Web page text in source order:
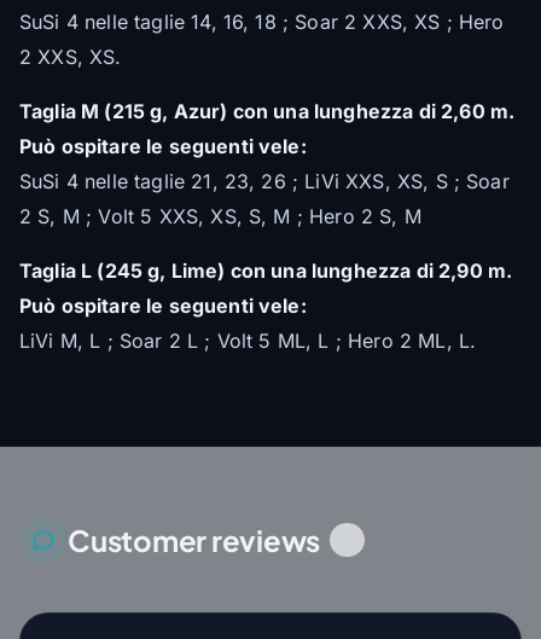
SuSi 4 nelle taglie 14, 16, 18 ; Soar 2 XXS, XS ; Hero
2 XXS, XS.
Taglia M (215 g, Azur) con una lunghezza di 2,60 m.
Può ospitare le seguenti vele:
SuSi 4 nelle taglie 21, 23, 26 ; LiVi XXS, XS, S ; Soar
2 S, M ; Volt 5 XXS, XS, S, M ; Hero 2 S, M
Taglia L (245 g, Lime) con una lunghezza di 2,90 m.
Può ospitare le seguenti vele:
LiVi M, L ; Soar 2 L ; Volt 5 ML, L ; Hero 2 ML, L.
Customer reviews